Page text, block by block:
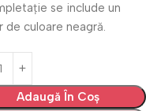
se include un
de culoare neagră.
Adaugă În Coș